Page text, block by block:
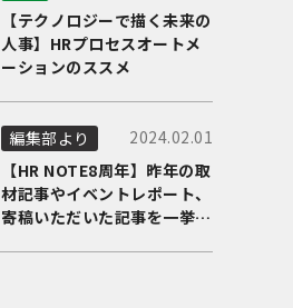
【テクノロジーで描く未来の
人事】HRプロセスオートメ
ーションのススメ
編集部より
2024.02.01
【HR NOTE8周年】昨年の取
材記事やイベントレポート、
寄稿いただいた記事を一挙に